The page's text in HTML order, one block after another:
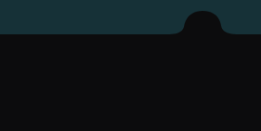
enseignant sous